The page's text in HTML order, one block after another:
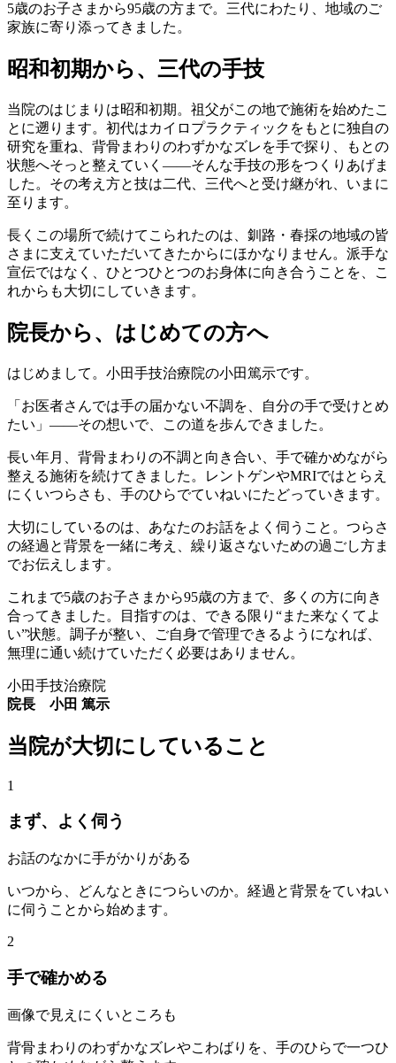
5歳のお子さまから95歳の方まで。三代にわたり、地域のご
家族に寄り添ってきました。
昭和初期から、三代の手技
当院のはじまりは昭和初期。祖父がこの地で施術を始めたこ
とに遡ります。初代はカイロプラクティックをもとに独自の
研究を重ね、背骨まわりのわずかなズレを手で探り、もとの
状態へそっと整えていく——そんな手技の形をつくりあげま
した。その考え方と技は二代、三代へと受け継がれ、いまに
至ります。
長くこの場所で続けてこられたのは、釧路・春採の地域の皆
さまに支えていただいてきたからにほかなりません。派手な
宣伝ではなく、ひとつひとつのお身体に向き合うことを、こ
れからも大切にしていきます。
院長から、はじめての方へ
はじめまして。小田手技治療院の小田篤示です。
「お医者さんでは手の届かない不調を、自分の手で受けとめ
たい」——その想いで、この道を歩んできました。
長い年月、背骨まわりの不調と向き合い、手で確かめながら
整える施術を続けてきました。レントゲンやMRIではとらえ
にくいつらさも、手のひらでていねいにたどっていきます。
大切にしているのは、あなたのお話をよく伺うこと。つらさ
の経過と背景を一緒に考え、繰り返さないための過ごし方ま
でお伝えします。
これまで5歳のお子さまから95歳の方まで、多くの方に向き
合ってきました。目指すのは、できる限り“また来なくてよ
い”状態。調子が整い、ご自身で管理できるようになれば、
無理に通い続けていただく必要はありません。
小田手技治療院
院長 小田 篤示
当院が大切にしていること
1
まず、よく 伺う
お話のなかに手がかりがある
いつから、どんなときにつらいのか。経過と背景をていねい
に伺うことから始めます。
2
手で確かめる
画像で見えにくいところも
背骨まわりのわずかなズレやこわばりを、手のひらで一つひ